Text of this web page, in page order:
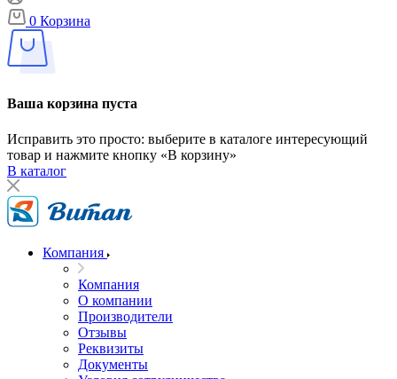
0 Корзина
Ваша корзина пуста
Исправить это просто: выберите в каталоге интересующий
товар и нажмите кнопку «В корзину»
В каталог
Компания
Компания
О компании
Производители
Отзывы
Реквизиты
Документы